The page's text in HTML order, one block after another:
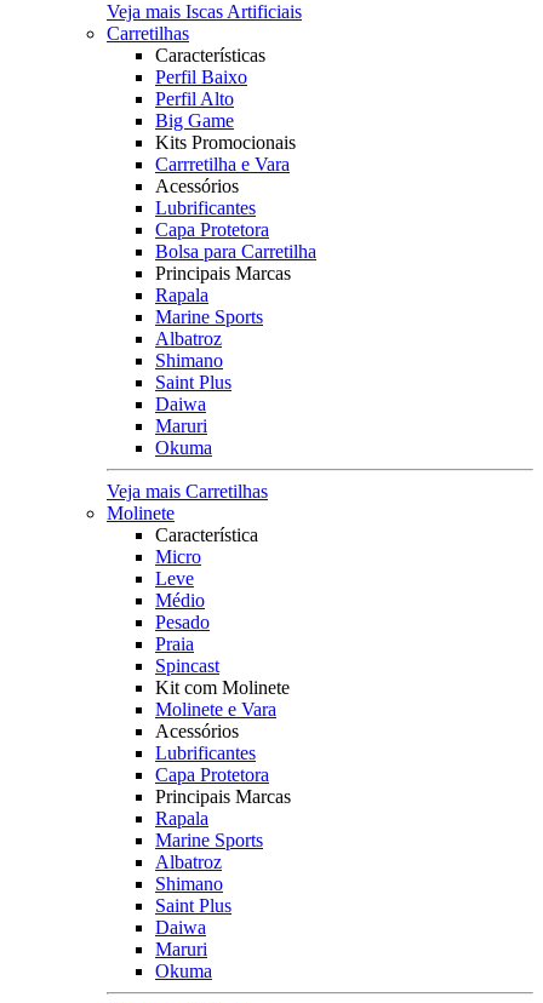
Veja mais Iscas Artificiais
Carretilhas
Características
Perfil Baixo
Perfil Alto
Big Game
Kits Promocionais
Carrretilha e Vara
Acessórios
Lubrificantes
Capa Protetora
Bolsa para Carretilha
Principais Marcas
Rapala
Marine Sports
Albatroz
Shimano
Saint Plus
Daiwa
Maruri
Okuma
Veja mais Carretilhas
Molinete
Característica
Micro
Leve
Médio
Pesado
Praia
Spincast
Kit com Molinete
Molinete e Vara
Acessórios
Lubrificantes
Capa Protetora
Principais Marcas
Rapala
Marine Sports
Albatroz
Shimano
Saint Plus
Daiwa
Maruri
Okuma